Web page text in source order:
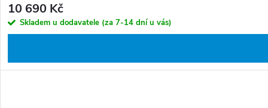
10 690 Kč
Skladem u dodavatele (za 7-14 dní u vás)